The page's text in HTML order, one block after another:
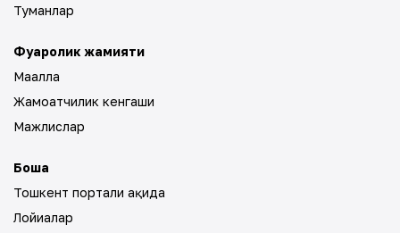
Туманлар
Фуқаролик жамияти
Маҳалла
Жамоатчилик кенгаши
Мажлислар
Бошқа
Тошкент портали ҳақида
Лойиҳалар